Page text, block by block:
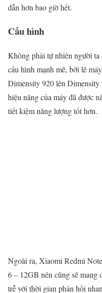
dẫn hơn bao giờ hết.
Cấu hình
Không phải tự nhiên người
cấu hình mạnh mẽ, bởi lẽ
Dimensity 920 lên Dimensity
hiệu năng của máy đã được
tiết kiệm năng lượng tốt hơn.
Ngoài ra, Xiaomi Redmi
6 – 12GB nên cũng sẽ mang
trễ với thời gian phản hồi